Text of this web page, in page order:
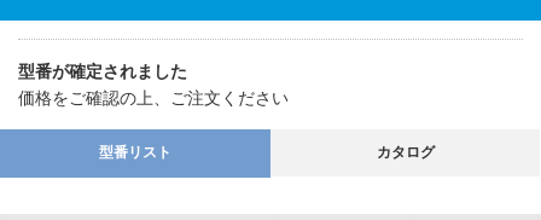
型番が確定されました
価格をご確認の上、ご注文ください
型番リスト カタログ